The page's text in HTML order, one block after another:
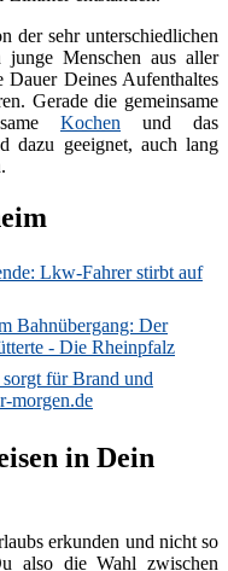
der sehr unterschiedlichen
Menschen aus aller
Dauer Deines Aufenthaltes
Gerade die gemeinsame
Kochen und das
dazu geeignet, auch lang
Lkw-Fahrer stirbt auf
Bahn­über­gang: Der
- Die Rheinpfalz
für Brand und
morgen.de
in Dein
erkunden und nicht so
also die Wahl zwischen